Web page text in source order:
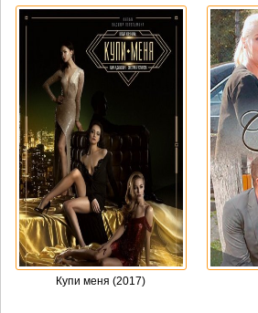
Купи меня (2017)